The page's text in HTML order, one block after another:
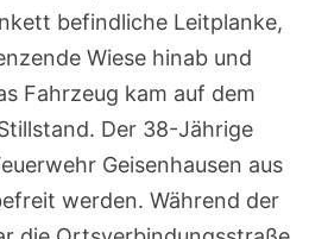
befindliche Leitplanke,
Wiese hinab und
Fahrzeug kam auf dem
Der 38-Jährige
Geisenhausen aus
werden. Während der